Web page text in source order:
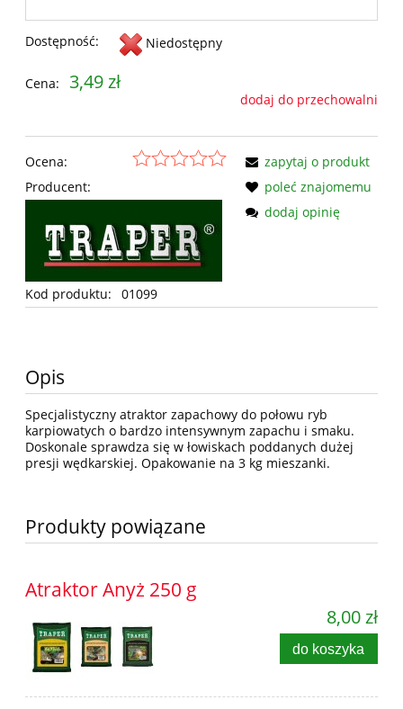
Dostępność: Niedostępny
Cena: 3,49 zł
dodaj do przechowalni
Ocena:
Producent:
Kod produktu: 01099
zapytaj o produkt
poleć znajomemu
dodaj opinię
Opis
Specjalistyczny atraktor zapachowy do połowu ryb
karpiowatych o bardzo intensywnym zapachu i smaku.
Doskonale sprawdza się w łowiskach poddanych dużej
presji wędkarskiej. Opakowanie na 3 kg mieszanki.
Produkty powiązane
Atraktor Anyż 250 g
8,00 zł
do koszyka